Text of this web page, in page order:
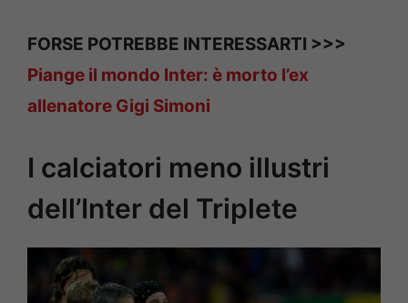
FORSE POTREBBE INTERESSARTI >>>
Piange il mondo Inter: è morto l’ex
allenatore Gigi Simoni
I calciatori meno illustri
dell’Inter del Triplete